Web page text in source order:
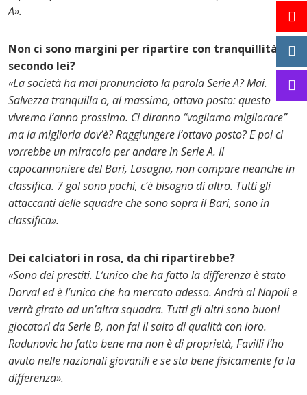
A».
Non ci sono margini per ripartire con tranquillità,
secondo lei?
«La società ha mai pronunciato la parola Serie A? Mai.
Salvezza tranquilla o, al massimo, ottavo posto: questo
vivremo l’anno prossimo. Ci diranno “vogliamo migliorare”
ma la miglioria dov’è? Raggiungere l’ottavo posto? E poi ci
vorrebbe un miracolo per andare in Serie A. Il
capocannoniere del Bari, Lasagna, non compare neanche in
classifica. 7 gol sono pochi, c’è bisogno di altro. Tutti gli
attaccanti delle squadre che sono sopra il Bari, sono in
classifica».
Dei calciatori in rosa, da chi ripartirebbe?
«Sono dei prestiti. L’unico che ha fatto la differenza è stato
Dorval ed è l’unico che ha mercato adesso. Andrà al Napoli e
verrà girato ad un’altra squadra. Tutti gli altri sono buoni
giocatori da Serie B, non fai il salto di qualità con loro.
Radunovic ha fatto bene ma non è di proprietà, Favilli l’ho
avuto nelle nazionali giovanili e se sta bene fisicamente fa la
differenza».